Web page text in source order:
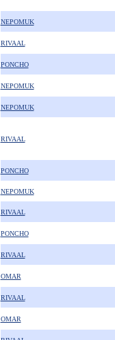
NEPOMUK
RIVAAL
PONCHO
NEPOMUK
NEPOMUK
RIVAAL
PONCHO
NEPOMUK
RIVAAL
PONCHO
RIVAAL
OMAR
RIVAAL
OMAR